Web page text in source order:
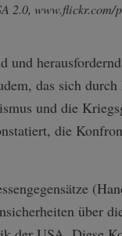
2.0, www.flickr.com/
das sich
und die
die
über